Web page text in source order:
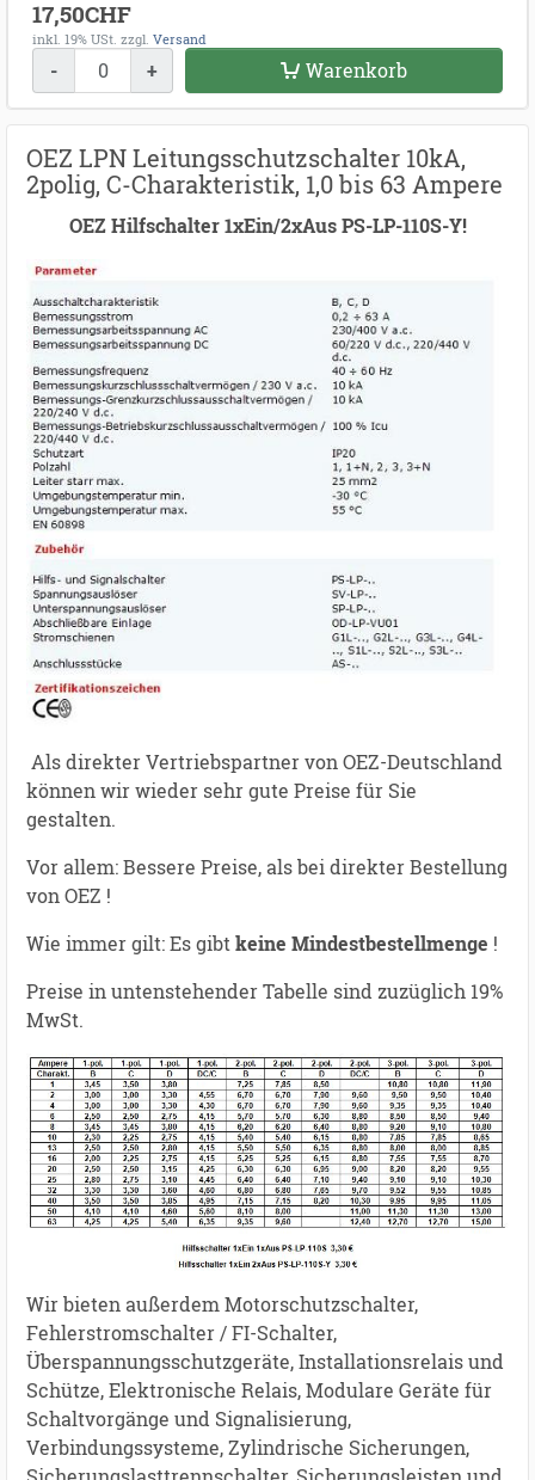
17,50CHF
inkl. 19% USt. zzgl. Versand
- + Warenkorb
OEZ LPN Leitungsschutzschalter 10kA,
2polig, C-Charakteristik, 1,0 bis 63 Ampere
OEZ Hilfschalter 1xEin/2xAus PS-LP-110S-Y!
Als direkter Vertriebspartner von OEZ-Deutschland
können wir wieder sehr gute Preise für Sie
gestalten.
Vor allem: Bessere Preise, als bei direkter Bestellung
von OEZ !
Wie immer gilt: Es gibt keine Mindestbestellmenge !
Preise in untenstehender Tabelle sind zuzüglich 19%
MwSt.
Wir bieten außerdem Motorschutzschalter,
Fehlerstromschalter / FI-Schalter,
Überspannungsschutzgeräte, Installationsrelais und
Schütze, Elektronische Relais, Modulare Geräte für
Schaltvorgänge und Signalisierung,
Verbindungssysteme, Zylindrische Sicherungen,